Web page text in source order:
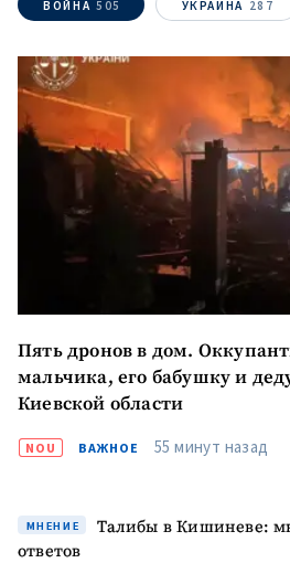
ВОЙНА 505 УКРАИНА 287
Пять дронов в дом.
мальчика, его бабушку и
Киевской области
NOU ВАЖНОЕ 55 минут назад
МНЕНИЕ
Талибы в Кишиневе:
ответов